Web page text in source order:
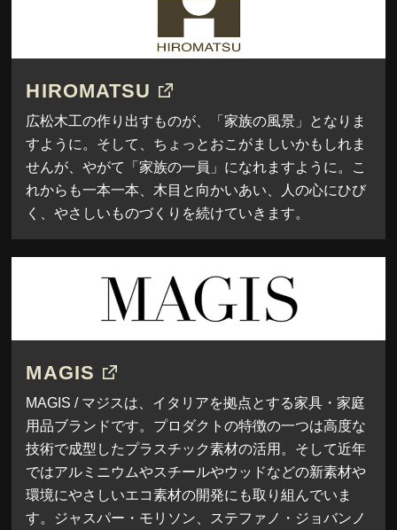
HIROMATSU
広松木工の作り出すものが、「家族の風景」となりま
すように。そして、ちょっとおこがましいかもしれま
せんが、やがて「家族の一員」になれますように。こ
れからも一本一本、木目と向かいあい、人の心にひび
く、やさしいものづくりを続けていきます。
MAGIS
MAGIS / マジスは、イタリアを拠点とする家具・家庭
用品ブランドです。プロダクトの特徴の一つは高度な
技術で成型したプラスチック素材の活用。そして近年
ではアルミニウムやスチールやウッドなどの新素材や
環境にやさしいエコ素材の開発にも取り組んでいま
す。ジャスパー・モリソン、ステファノ・ジョバンノ